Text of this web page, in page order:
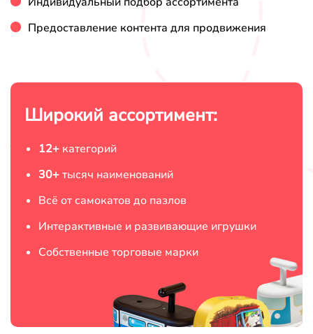
Широкий ассортимент:
12+ категорий
30+тысяч наименований
Всё от самокатов до пазлов
Интерактивные и развивающие игрушки
Собственные торговые марки
Предоставление контента для продвижения